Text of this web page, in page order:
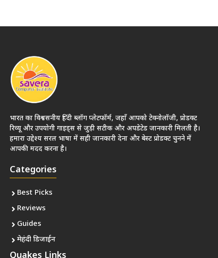
भारत का विश्वसनीय हिंदी ब्लॉग प्लेटफॉर्म, जहाँ आपको टेक्नोलॉजी, प्रोडक्ट
रिव्यू और उपयोगी गाइड्स से जुड़ी सटीक और अपडेटेड जानकारी मिलती है।
हमारा उद्देश्य सरल भाषा में सही जानकारी देना और बेस्ट प्रोडक्ट चुनने में
आपकी मदद करना है।
Categories
Best Picks
Reviews
Guides
मेहंदी डिजाईन